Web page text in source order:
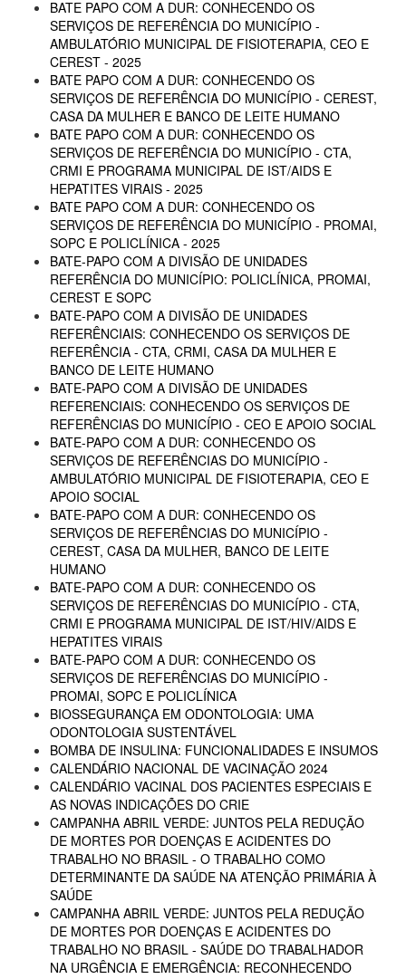
BATE PAPO COM A DUR: CONHECENDO OS
SERVIÇOS DE REFERÊNCIA DO MUNICÍPIO -
AMBULATÓRIO MUNICIPAL DE FISIOTERAPIA, CEO E
CEREST - 2025
BATE PAPO COM A DUR: CONHECENDO OS
SERVIÇOS DE REFERÊNCIA DO MUNICÍPIO - CEREST,
CASA DA MULHER E BANCO DE LEITE HUMANO
BATE PAPO COM A DUR: CONHECENDO OS
SERVIÇOS DE REFERÊNCIA DO MUNICÍPIO - CTA,
CRMI E PROGRAMA MUNICIPAL DE IST/AIDS E
HEPATITES VIRAIS - 2025
BATE PAPO COM A DUR: CONHECENDO OS
SERVIÇOS DE REFERÊNCIA DO MUNICÍPIO - PROMAI,
SOPC E POLICLÍNICA - 2025
BATE-PAPO COM A DIVISÃO DE UNIDADES
REFERÊNCIA DO MUNICÍPIO: POLICLÍNICA, PROMAI,
CEREST E SOPC
BATE-PAPO COM A DIVISÃO DE UNIDADES
REFERÊNCIAIS: CONHECENDO OS SERVIÇOS DE
REFERÊNCIA - CTA, CRMI, CASA DA MULHER E
BANCO DE LEITE HUMANO
BATE-PAPO COM A DIVISÃO DE UNIDADES
REFERENCIAIS: CONHECENDO OS SERVIÇOS DE
REFERÊNCIAS DO MUNICÍPIO - CEO E APOIO SOCIAL
BATE-PAPO COM A DUR: CONHECENDO OS
SERVIÇOS DE REFERÊNCIAS DO MUNICÍPIO -
AMBULATÓRIO MUNICIPAL DE FISIOTERAPIA, CEO E
APOIO SOCIAL
BATE-PAPO COM A DUR: CONHECENDO OS
SERVIÇOS DE REFERÊNCIAS DO MUNICÍPIO -
CEREST, CASA DA MULHER, BANCO DE LEITE
HUMANO
BATE-PAPO COM A DUR: CONHECENDO OS
SERVIÇOS DE REFERÊNCIAS DO MUNICÍPIO - CTA,
CRMI E PROGRAMA MUNICIPAL DE IST/HIV/AIDS E
HEPATITES VIRAIS
BATE-PAPO COM A DUR: CONHECENDO OS
SERVIÇOS DE REFERÊNCIAS DO MUNICÍPIO -
PROMAI, SOPC E POLICLÍNICA
BIOSSEGURANÇA EM ODONTOLOGIA: UMA
ODONTOLOGIA SUSTENTÁVEL
BOMBA DE INSULINA: FUNCIONALIDADES E INSUMOS
CALENDÁRIO NACIONAL DE VACINAÇÃO 2024
CALENDÁRIO VACINAL DOS PACIENTES ESPECIAIS E
AS NOVAS INDICAÇÕES DO CRIE
CAMPANHA ABRIL VERDE: JUNTOS PELA REDUÇÃO
DE MORTES POR DOENÇAS E ACIDENTES DO
TRABALHO NO BRASIL - O TRABALHO COMO
DETERMINANTE DA SAÚDE NA ATENÇÃO PRIMÁRIA À
SAÚDE
CAMPANHA ABRIL VERDE: JUNTOS PELA REDUÇÃO
DE MORTES POR DOENÇAS E ACIDENTES DO
TRABALHO NO BRASIL - SAÚDE DO TRABALHADOR
NA URGÊNCIA E EMERGÊNCIA: RECONHECENDO